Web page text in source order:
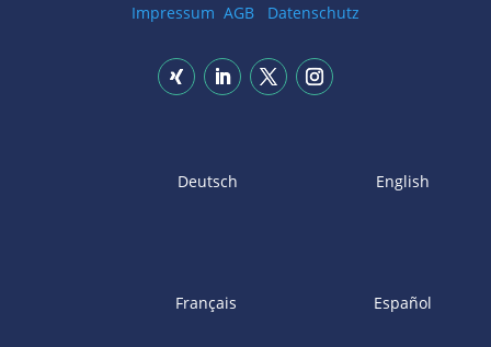
Impressum AGB Datenschutz
Deutsch English
Français Español